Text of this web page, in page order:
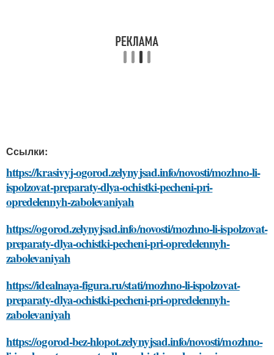
Ссылки:
https://krasivyj-ogorod.zelynyjsad.info/novosti/mozhno-li-
ispolzovat-preparaty-dlya-ochistki-pecheni-pri-
opredelennyh-zabolevaniyah
https://ogorod.zelynyjsad.info/novosti/mozhno-li-ispolzovat-
preparaty-dlya-ochistki-pecheni-pri-opredelennyh-
zabolevaniyah
https://idealnaya-figura.ru/stati/mozhno-li-ispolzovat-
preparaty-dlya-ochistki-pecheni-pri-opredelennyh-
zabolevaniyah
https://ogorod-bez-hlopot.zelynyjsad.info/novosti/mozhno-